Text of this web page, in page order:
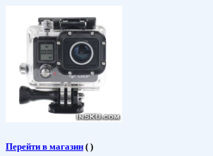
Перейти в магазин ( )